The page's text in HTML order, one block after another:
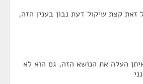
זאת קצת שיקול דעת נבון בענין הזה,
העלה את הנושא הזה, גם הוא לא